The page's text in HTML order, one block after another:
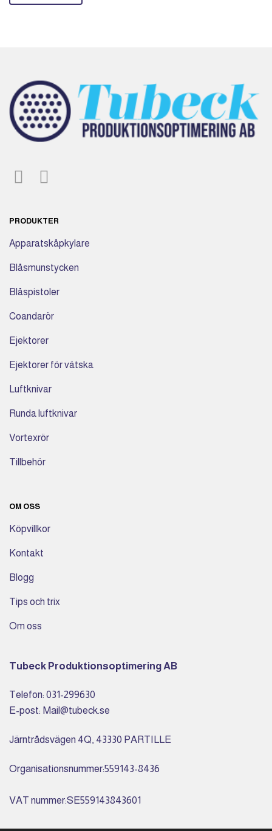
PRODUKTER
Apparatskåpkylare
Blåsmunstycken
Blåspistoler
Coandarör
Ejektorer
Ejektorer för vätska
Luftknivar
Runda luftknivar
Vortexrör
Tillbehör
OM OSS
Köpvillkor
Kontakt
Blogg
Tips och trix
Om oss
Tubeck Produktionsoptimering AB
Telefon: 031-299630
E-post: Mail@tubeck.se
Järntrådsvägen 4Q, 43330 PARTILLE
Organisationsnummer:559143-8436
VAT nummer:SE559143843601